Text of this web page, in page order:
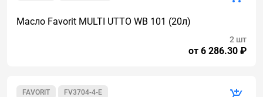
Масло Favorit MULTI UTTO WB 101 (20л)
от 6 286.30 ₽
2 шт
FV3704-4-E
FAVORIT